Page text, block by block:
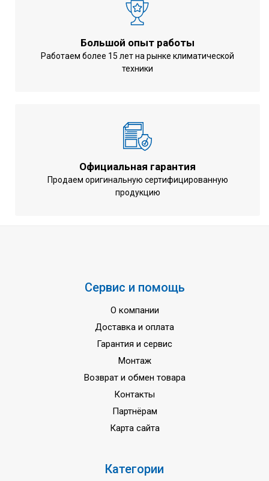
Холодопроизводительность
Теплопроизводительность
Потребляемая мощность при
охлаждении
18,60 КВт
Энергоэффективность при
обогреве (COP)
Диапазон рабочих температур
-5 ~ +43 °С
50 Гц
Большой опыт работы
Работаем более 15 лет на рынке климатической
техники
Официальная гарантия
Продаем оригинальную сертифицированную
продукцию
Сервис и помощь
О компании
Доставка и оплата
Гарантия и сервис
Монтаж
Возврат и обмен товара
Контакты
Партнёрам
Карта сайта
Категории